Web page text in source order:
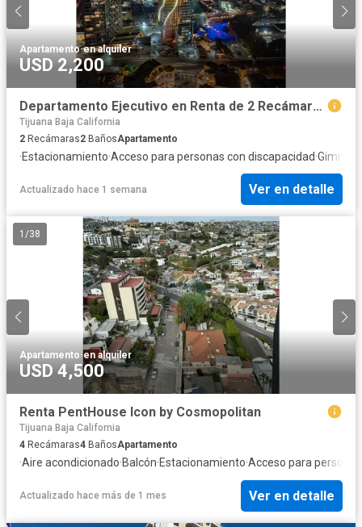
Apartamento·en alquiler
USD 2,200
Departamento Ejecutivo en Renta de 2 Recámaras (100 m²) | Link
Tijuana Baja California
2 Recámaras2 BañosApartamento
·Estacionamiento·Acceso para personas con discapacidad·
Actualizado hace 1 semana Ver en detalle
1 /38
Apartamento·en alquiler
USD 4,500
Renta PentHouse Icon by Cosmopolitan
Tijuana Baja California
4 Recámaras4 BañosApartamento
·Aire acondicionado·Balcón·Estacionamiento·Acceso para
Actualizado hace más de 1 mes Ver en detalle